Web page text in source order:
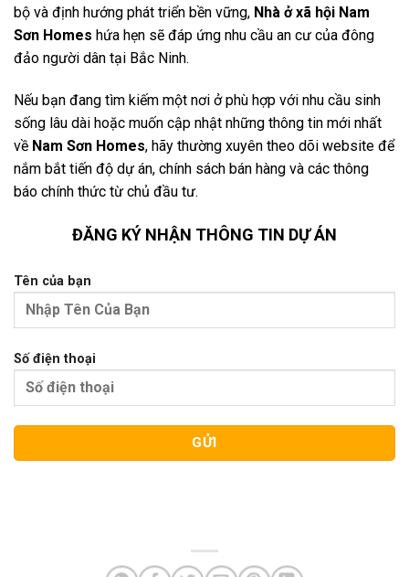
bộ và định hướng phát triển bền vững, Nhà ở xã hội Nam
Sơn Homes hứa hẹn sẽ đáp ứng nhu cầu an cư của đông
đảo người dân tại Bắc Ninh.
Nếu bạn đang tìm kiếm một nơi ở phù hợp với nhu cầu sinh
sống lâu dài hoặc muốn cập nhật những thông tin mới nhất
về Nam Sơn Homes, hãy thường xuyên theo dõi website để
nắm bắt tiến độ dự án, chính sách bán hàng và các thông
báo chính thức từ chủ đầu tư.
ĐĂNG KÝ NHẬN THÔNG TIN DỰ ÁN
Tên của bạn
Số điện thoại